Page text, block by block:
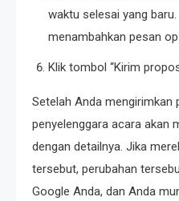
waktu selesai yang
menambahkan pesan
Klik tombol “Kirim
Setelah Anda mengirimkan
penyelenggara acara akan
dengan detailnya. Jika
tersebut, perubahan
Google Anda, dan Anda